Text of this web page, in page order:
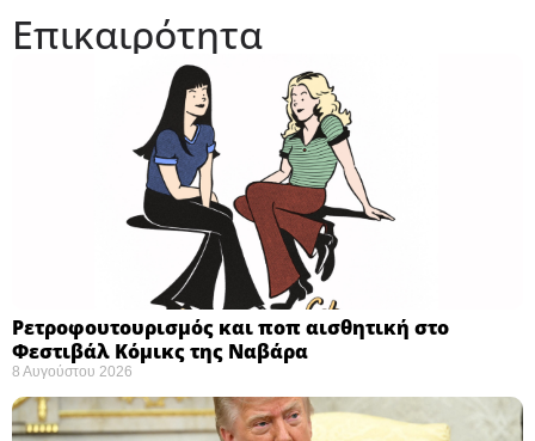
Επικαιρότητα
Ρετροφουτουρισμός και ποπ αισθητική στο
Φεστιβάλ Κόμικς της Ναβάρα ​
8 Αυγούστου 2026